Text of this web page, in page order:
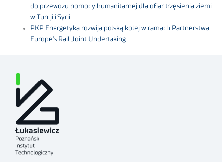
do przewozu pomocy humanitarnej dla ofiar trzęsienia ziemi
w Turcji i Syrii
PKP Energetyka rozwija polską kolej w ramach Partnerstwa
Europe’s Rail Joint Undertaking